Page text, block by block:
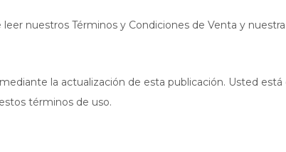
nuestros Términos y Condiciones de Venta y
la actualización de esta publicación. Usted
términos de uso.